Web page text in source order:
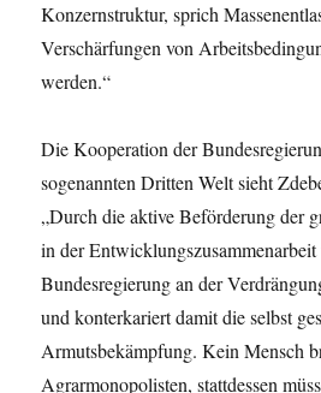
Konzernstruktur, sprich
Verschärfungen von
werden.“
Die Kooperation der
sogenannten Dritten Welt sieht
„Durch die aktive Beförderung der
in der
Bundesregierung an der
und konterkariert damit die selbst
Armutsbekämpfung. Kein Mensch
Agrarmonopolisten, stattdessen